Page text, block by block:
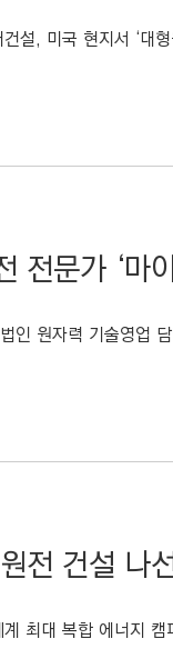
설, 미국 현지서 ‘대
전문가 ‘마
인 원자력 기술영업
전 건설 나
최대 복합 에너지